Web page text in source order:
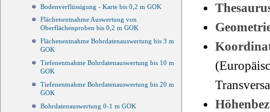
Bodenverflüssigung - Karte bis 0,2 m GOK
Flächenentnahme Auswertung von
Oberflächenproben bis 0,2 m GOK
Flächenentnahme Bohrdatenauswertung bis 3 m
GOK
Tiefenentnahme Bohrdatenauswertung bis 10 m
GOK
Tiefenentnahme Bohrdatenauswertung bis 20 m
GOK
Bohrdatenauswertung 0-1 m GOK